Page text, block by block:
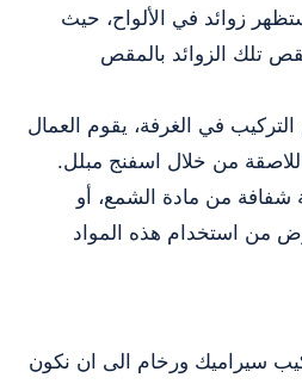
زوائد في الألواح، حيث
تلك الزوائد بالمقص
التركيب في الغرفة، يقوم العمال
من خلال اسفنج مبلل.
شفافة من مادة الشمع، أو
من استخدام هذه المواد
سيراميك ورخام الى ان نكون